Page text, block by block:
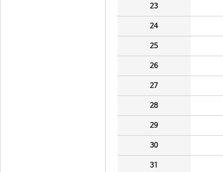
23
24
25
26
27
28
29
30
31